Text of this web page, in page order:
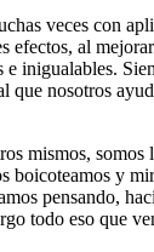
veces con
efectos, al
e inigualables.
que nosotros
mismos, somos
boicoteamos y
pensando,
todo eso que